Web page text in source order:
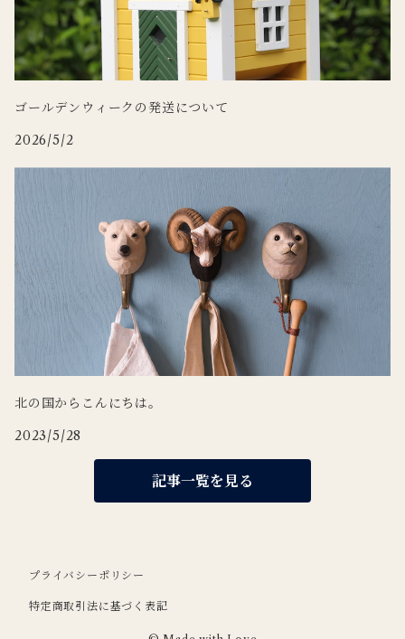
ゴールデンウィークの発送について
2026/5/2
北の国からこんにちは。
2023/5/28
記事一覧を見る
プライバシーポリシー
特定商取引法に基づく表記